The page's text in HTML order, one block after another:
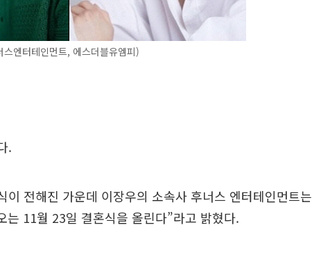
엔터테인먼트, 에스더블유엠피)
.
이 전해진 가운데 이장우의 소속사 후너스 엔터테인먼트는
는 11월 23일 결혼식을 올린다”라고 밝혔다.